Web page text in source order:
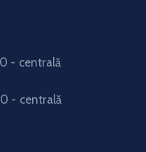
- centrală
- centrală